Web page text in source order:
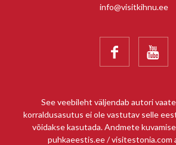
info@visitkihnu.ee
 
See veebileht väljendab autori
korraldusasutus ei ole vastutav selle
võidakse kasutada. Andmete
puhkaeestis.ee / visitestonia.com